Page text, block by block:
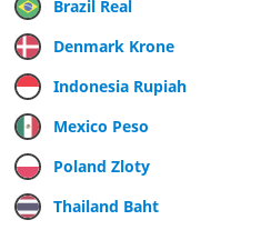
Brazil Real
Denmark Krone
Indonesia Rupiah
Mexico Peso
Poland Zloty
Thailand Baht